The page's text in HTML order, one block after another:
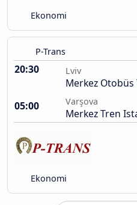
Ekonomi
P-Trans
20:30 Lviv
Merkez
05:00
Varşova
Merkez Tren
Ekonomi